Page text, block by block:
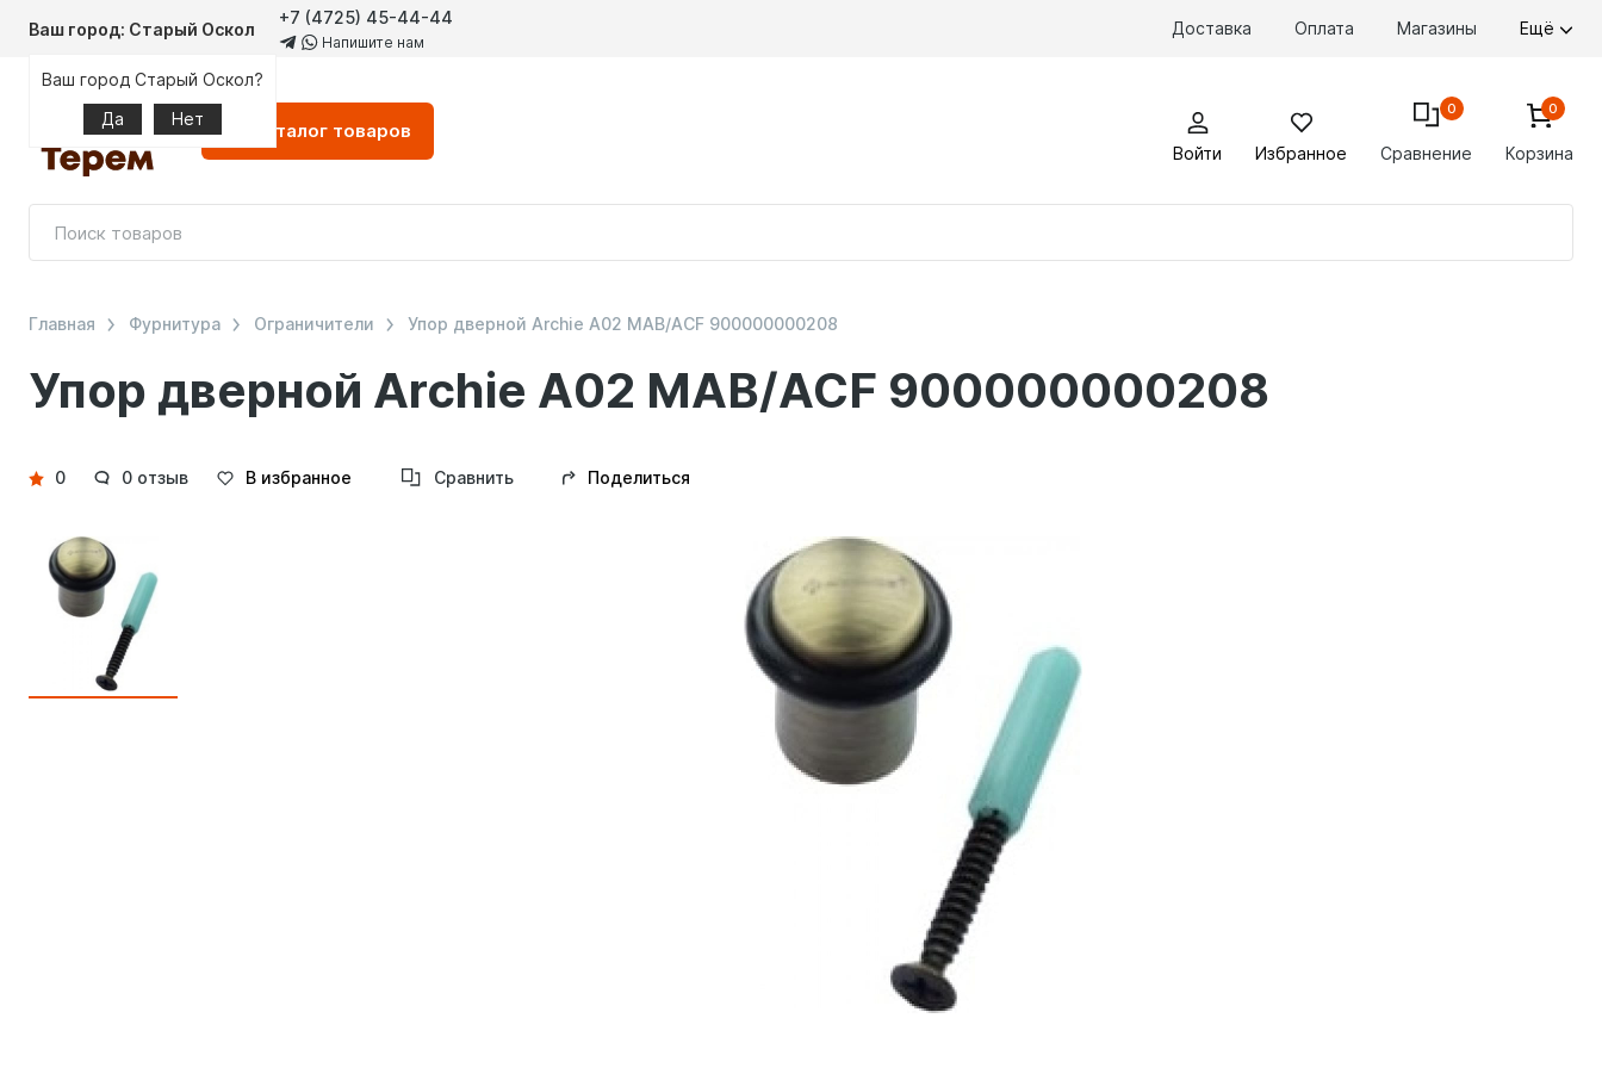
Ваш город: Старый Оскол
Ваш город Старый Оскол?
Да
Нет
+7 (4725) 45-44-44
Напишите нам
Доставка Оплата Магазины Ещё
Каталог товаров
Войти Избранное Сравнение
0
Корзина
0
Упор дверной Archie A02 MAB/ACF 900000000208
Главная Фурнитура Ограничители Упор дверной Archie A02 MAB/ACF 900000000208
Детали
0 0 отзыв В избранное Сравнить Поделиться